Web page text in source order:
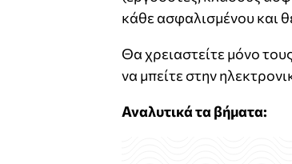
κάθε ασφαλισμένου και
Θα χρειαστείτε μόνο
να μπείτε στην
Αναλυτικά τα βήματα: